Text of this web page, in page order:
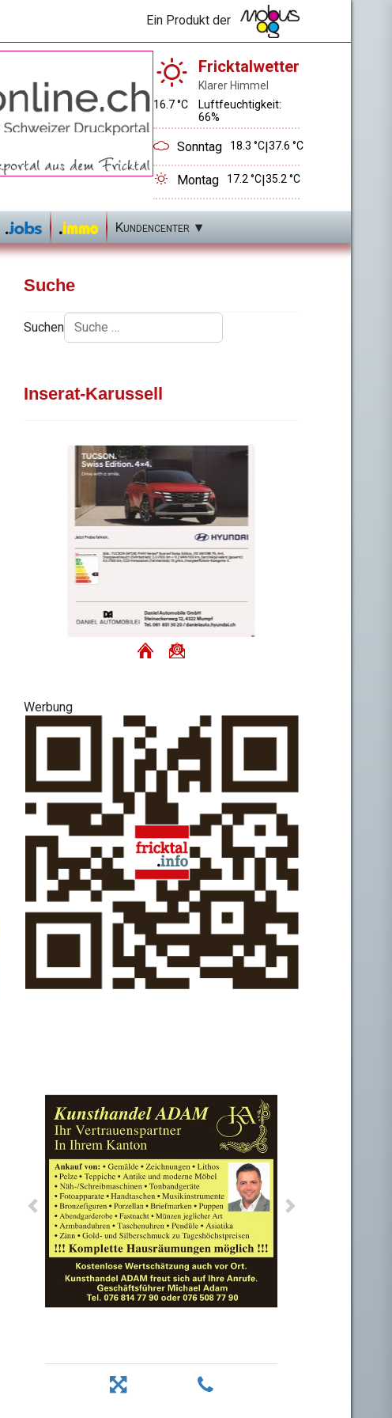
Ein Produkt der
Fricktalwetter
Klarer Himmel
16.7 °C
Luftfeuchtigkeit:
66%
Sonntag 18.3 °C|37.6 °C
Montag 17.2 °C|35.2 °C
Kundencenter
Suche
Suchen
Inserat-Karussell
Werbung